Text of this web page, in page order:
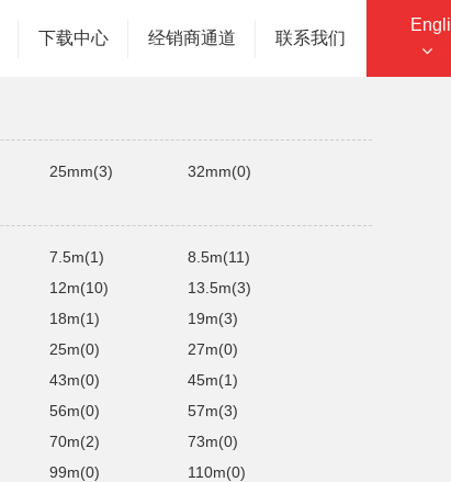
下载中心 经销商通道 联系我们
您的位置：主页 产品中心 液压卷盘
25mm(3)
32mm(0)
7.5m(1)
8.5m(11)
12m(10)
13.5m(3)
18m(1)
19m(3)
25m(0)
27m(0)
43m(0)
45m(1)
56m(0)
57m(3)
70m(2)
73m(0)
99m(0)
110m(0)